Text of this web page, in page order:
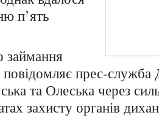
п’ять
займання
прес-
та Олеська через
захисту органів